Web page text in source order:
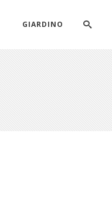
GIARDINO